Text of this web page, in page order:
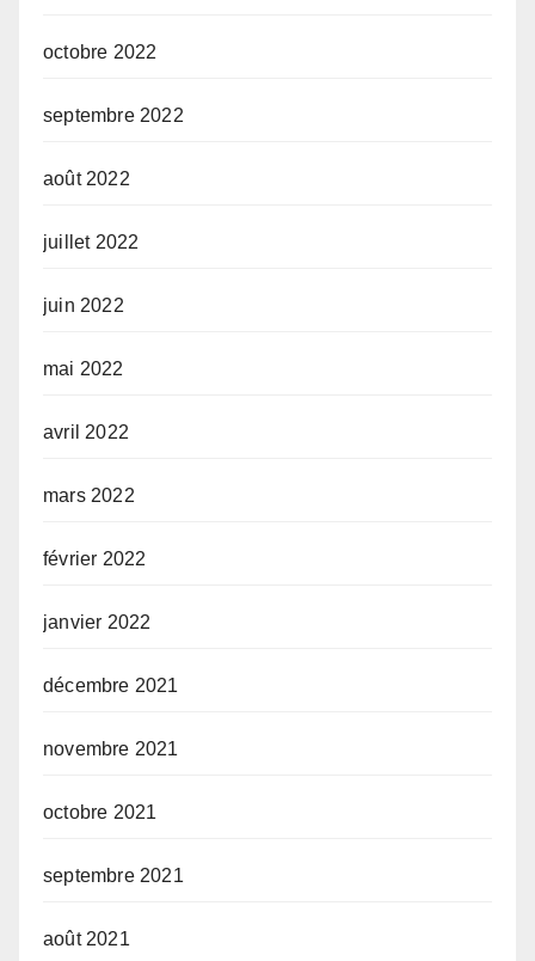
octobre 2022
septembre 2022
août 2022
juillet 2022
juin 2022
mai 2022
avril 2022
mars 2022
février 2022
janvier 2022
décembre 2021
novembre 2021
octobre 2021
septembre 2021
août 2021